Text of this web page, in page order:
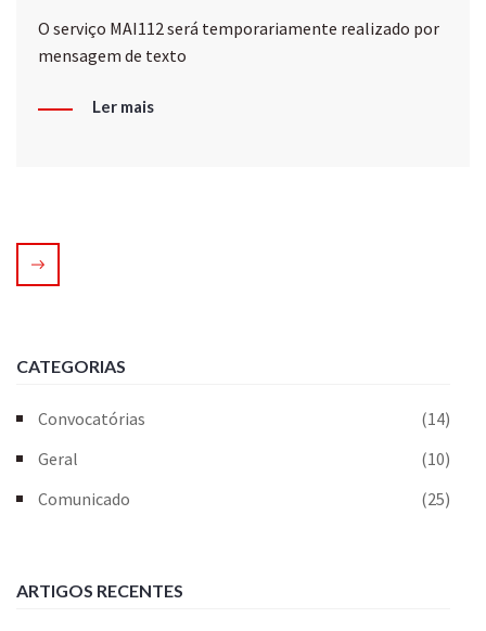
O serviço MAI112 será temporariamente realizado por
mensagem de texto
Ler mais
CATEGORIAS
Convocatórias
(14)
Geral
(10)
Comunicado
(25)
ARTIGOS RECENTES